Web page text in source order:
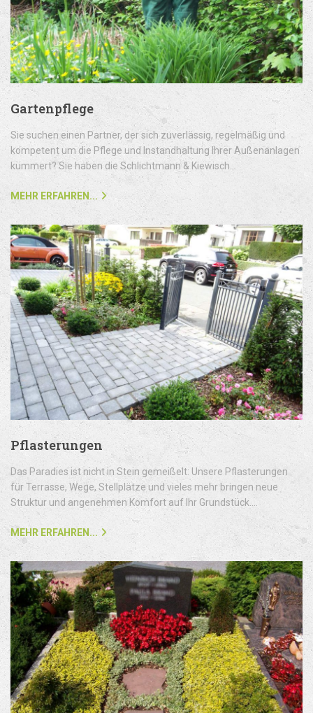
Gartenpflege
Sie suchen einen Partner, der sich zuverlässig, regelmäßig und
kompetent um die Pflege und Instandhaltung Ihrer Außenanlagen
kümmert? Sie haben die Schlichtmann & Kiewisch...
MEHR ERFAHREN...
Pflasterungen
Das Paradies ist nicht in Stein gemeißelt: Unsere Pflasterungen
für Terrasse, Wege, Stellplätze und vieles mehr bringen neue
Struktur und angenehmen Komfort auf Ihr Grundstück....
MEHR ERFAHREN...